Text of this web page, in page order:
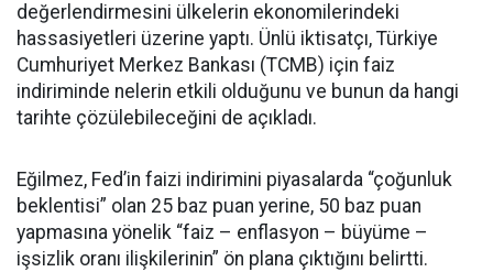
değerlendirmesini ülkelerin ekonomilerindeki
hassasiyetleri üzerine yaptı. Ünlü iktisatçı, Türkiye
Cumhuriyet Merkez Bankası (TCMB) için faiz
indiriminde nelerin etkili olduğunu ve bunun da hangi
tarihte çözülebileceğini de açıkladı.
Eğilmez, Fed’in faizi indirimini piyasalarda “çoğunluk
beklentisi” olan 25 baz puan yerine, 50 baz puan
yapmasına yönelik “faiz – enflasyon – büyüme –
işsizlik oranı ilişkilerinin” ön plana çıktığını belirtti.